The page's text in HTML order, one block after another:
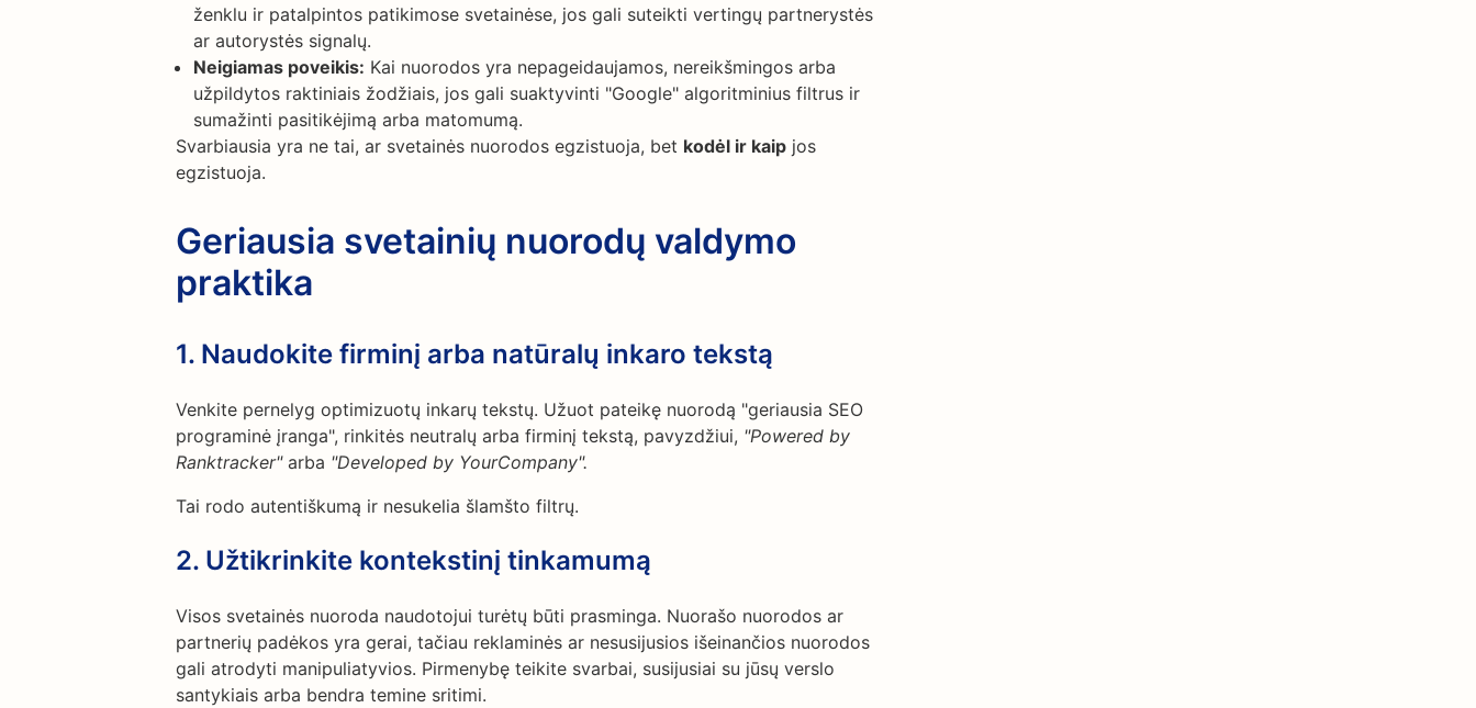
ženklu ir patalpintos patikimose svetainėse, jos gali suteikti vertingų partnerystės
ar autorystės signalų.
Neigiamas poveikis: Kai nuorodos yra nepageidaujamos, nereikšmingos arba
užpildytos raktiniais žodžiais, jos gali suaktyvinti "Google" algoritminius filtrus ir
sumažinti pasitikėjimą arba matomumą.
Svarbiausia yra ne tai, ar svetainės nuorodos egzistuoja, bet kodėl ir kaip jos
egzistuoja.
Geriausia svetainių nuorodų valdymo
praktika
1. Naudokite firminį arba natūralų inkaro tekstą
Venkite pernelyg optimizuotų inkarų tekstų. Užuot pateikę nuorodą "geriausia SEO
programinė įranga", rinkitės neutralų arba firminį tekstą, pavyzdžiui, "Powered by
Ranktracker"arba "Developed by YourCompany".
Tai rodo autentiškumą ir nesukelia šlamšto filtrų.
2. Užtikrinkite kontekstinį tinkamumą
Visos svetainės nuoroda naudotojui turėtų būti prasminga. Nuorašo nuorodos ar
partnerių padėkos yra gerai, tačiau reklaminės ar nesusijusios išeinančios nuorodos
gali atrodyti manipuliatyvios. Pirmenybę teikite svarbai, susijusiai su jūsų verslo
santykiais arba bendra temine sritimi.